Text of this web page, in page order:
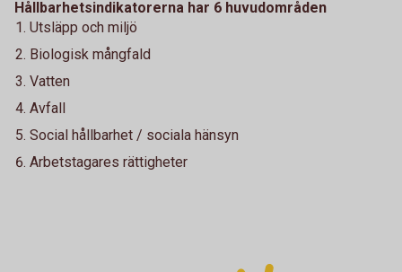
Hållbarhetsindikatorerna har 6 huvudområden
Utsläpp och miljö
Biologisk mångfald
Vatten
Avfall
Social hållbarhet / sociala hänsyn
Arbetstagares rättigheter